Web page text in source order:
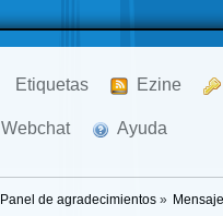
Etiquetas Ezine
Webchat Ayuda
Panel de agradecimientos»